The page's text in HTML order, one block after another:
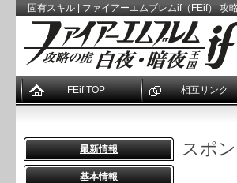
固有スキル | ファイアーエムブレムif（FEif） 攻
最新情報
基本情報
スポ
FEif TOP 相互リンク